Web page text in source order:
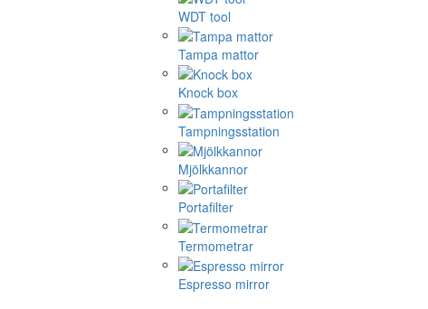
WDT tool
Tampa mattor
Knock box
Tampningsstation
Mjölkkannor
Portafilter
Termometrar
Espresso mirror